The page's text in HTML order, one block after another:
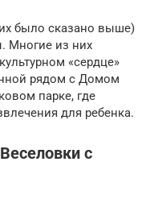
было сказано выше)
Многие из них
«сердце»
рядом с Домом
парке, где
для ребенка.
с